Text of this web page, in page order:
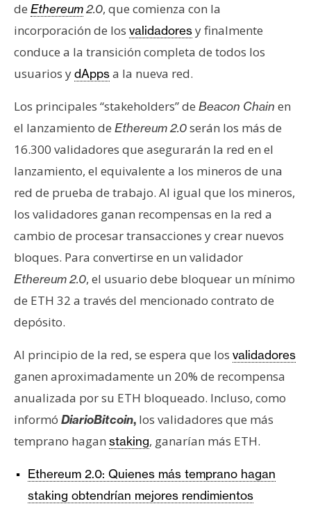
de Ethereum2.0, que comienza con la
incorporación de los validadoresy finalmente
conduce a la transición completa de todos los
usuarios ydAppsa la nueva red.
Los principales “stakeholders” de Beacon Chain en
el lanzamiento de Ethereum 2.0serán los más de
16.300 validadores que asegurarán la red en el
lanzamiento, el equivalente a los mineros de una
red de prueba de trabajo. Al igual que los mineros,
los validadores ganan recompensas en la red a
cambio de procesar transacciones y crear nuevos
bloques. Para convertirse en un validador
Ethereum 2.0, el usuario debe bloquear un mínimo
de ETH 32 a través del mencionado contrato de
depósito.
Al principio de la red, se espera que los validadores
ganen aproximadamente un 20% de recompensa
anualizada por su ETH bloqueado. Incluso, como
informó DiarioBitcoin, los validadores que más
temprano hagan staking, ganarían más ETH.
Ethereum 2.0: Quienes más temprano hagan
staking obtendrían mejores rendimientos